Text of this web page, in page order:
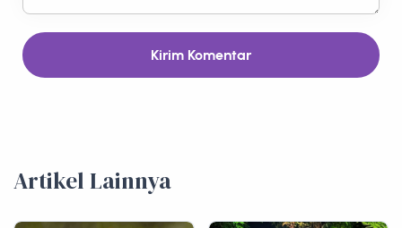
Kirim Komentar
Artikel Lainnya